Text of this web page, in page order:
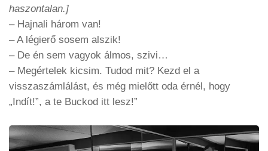
haszontalan.]
– Hajnali három van!
– A légierő sosem alszik!
– De én sem vagyok álmos, szivi…
– Megértelek kicsim. Tudod mit? Kezd el a
visszaszámlálást, és még mielőtt oda érnél, hogy
„Indít!”, a te Buckod itt lesz!”